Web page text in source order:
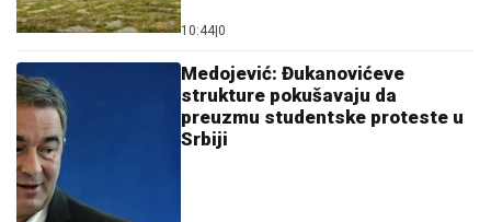
10:44 0
Medojević: Đukanovićeve
strukture pokušavaju da
preuzmu studentske proteste u
Srbiji